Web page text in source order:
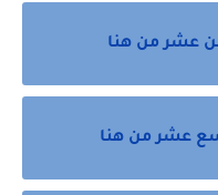
عشر من هنا
عشر من هنا